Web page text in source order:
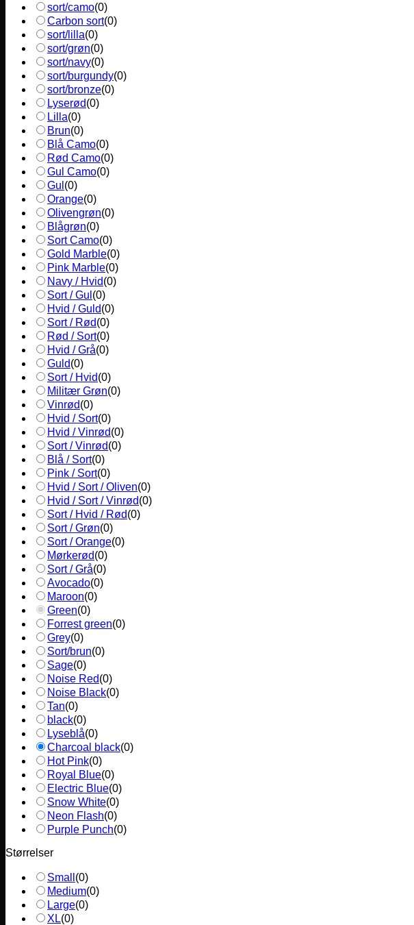
sort/camo(0)
Carbon sort(0)
sort/lilla(0)
sort/grøn(0)
sort/navy(0)
sort/burgundy(0)
sort/bronze(0)
Lyserød(0)
Lilla(0)
Brun(0)
Blå Camo(0)
Rød Camo(0)
Gul Camo(0)
Gul (0)
Orange(0)
Olivengrøn(0)
Blågrøn(0)
Sort Camo(0)
Gold Marble(0)
Pink Marble(0)
Navy / Hvid(0)
Sort / Gul (0)
Hvid / Guld(0)
Sort / Rød(0)
Rød / Sort(0)
Hvid / Grå(0)
Guld(0)
Sort / Hvid(0)
Militær Grøn(0)
Vinrød(0)
Hvid / Sort(0)
Hvid / Vinrød(0)
Sort / Vinrød(0)
Blå / Sort(0)
Pink / Sort(0)
Hvid / Sort / Oliven(0)
Hvid / Sort / Vinrød(0)
Sort / Hvid / Rød(0)
Sort / Grøn(0)
Sort / Orange(0)
Mørkerød(0)
Sort / Grå(0)
Avocado(0)
Maroon(0)
Green(0)
Forrest green(0)
Grey(0)
Sort/brun(0)
Sage(0)
Noise Red(0)
Noise Black(0)
Tan(0)
black(0)
Lyseblå(0)
Charcoal black(0)
Hot Pink(0)
Royal Blue(0)
Electric Blue(0)
Snow White(0)
Neon Flash(0)
Purple Punch(0)
Størrelser
Small (0)
Medium(0)
Large(0)
XL(0)